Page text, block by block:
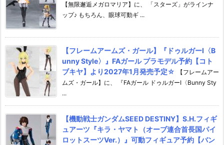
【無限邂逅メガロマリア】に、 「スターズ」がラインナ
ップ♪ もちろん、眼球可動ギ ...
【フレームアームズ・ガール】『ドゥルガーI〈B
unny Style〉』FAガール プラモデル予約【コト
ブキヤ】より2027年1月発売予定☆
【フレームアー
ムズ・ガール】に、 『FAガール ドゥルガーI〈Bunny Sty
...
【機動戦士ガンダムSEED DESTINY】S.H.フィギ
ュアーツ『キラ・ヤマト（オーブ連合首長国パイ
ロットスーツVer.）』可動フィギュア予約【バン